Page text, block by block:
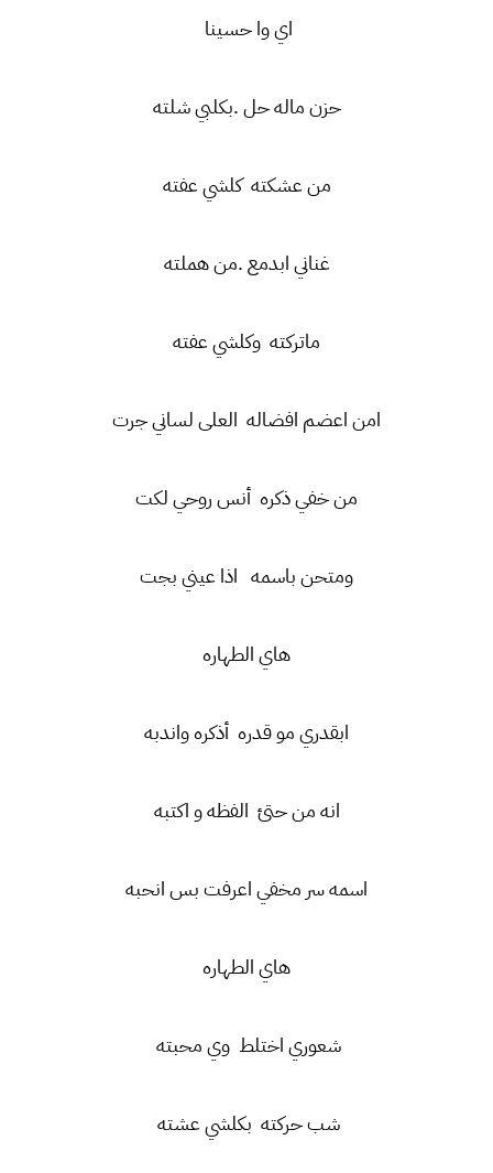
اي وا حسينا
حزن ماله حل .بكلبي شلته
من عشكته كلشي عفته
غناني ابدمع .من هملته
ماتركته وكلشي عفته
امن اعضم افضاله العلى لساني جرت
من خفي ذكره أنس روحي لكت
ومتحن باسمه اذا عيني بجت
هاي الطهاره
ابقدري مو قدره أذكره واندبه
انه من حتئ الفظه و اكتبه
اسمه سر مخفي اعرفت بس انحبه
هاي الطهاره
شعوري اختلط وي محبته
شب حركته بكلشي عشته